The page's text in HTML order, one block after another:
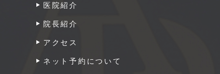
医院紹介
院長紹介
アクセス
ネット予約について